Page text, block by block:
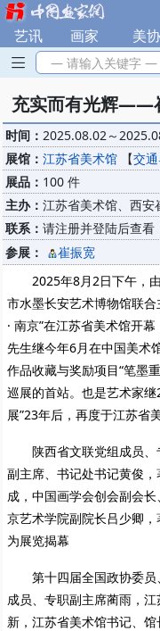
艺讯 画家 美
— 请输入关键字 —
充实而有光辉——
时间： 2025.08.02～
展馆： 江苏省美术馆 【交
展品： 100 件
主办： 江苏省美术馆、西安
联系： 请注册并登陆后查看
参展：
崔振宽
2025年8月2日下午，
市水墨长安艺术博物馆联
· 南京”在江苏省美术馆开
先生继今年6月在中国美术
作品收藏与奖励项目“笔墨
巡展的首站。也是艺术家
展”23年后，再度于江苏省
陕西省文联党组成员、
副主席、书记处书记黄俊
成，中国画学会创会副会
京艺术学院副院长吕少卿
为展览揭幕
第十四届全国政协委
成员、专职副主席蔺雨，
新，江苏省美术馆书记、